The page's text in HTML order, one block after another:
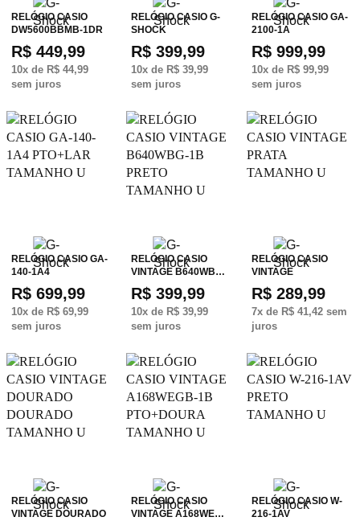
RELÓGIO CASIO
DW5600BBMB-1DR
R$ 449,99
10x de R$ 44,99
sem juros
RELÓGIO CASIO G-
SHOCK
R$ 399,99
10x de R$ 39,99
sem juros
RELÓGIO CASIO GA-
2100-1A
R$ 999,99
10x de R$ 99,99
sem juros
RELÓGIO CASIO GA-
140-1A4
R$ 699,99
10x de R$ 69,99
sem juros
RELÓGIO CASIO
VINTAGE B640WB…
R$ 399,99
10x de R$ 39,99
sem juros
RELÓGIO CASIO
VINTAGE
R$ 289,99
7x de R$ 41,42sem
juros
RELÓGIO CASIO
VINTAGE DOURADO
RELÓGIO CASIO
VINTAGE A168WE…
RELÓGIO CASIO W-
216-1AV